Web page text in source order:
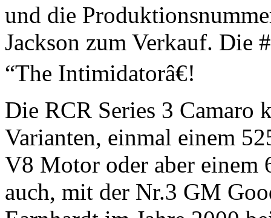
und die
Jackson zum Verkauf. Die
“The Intimidatorâ€!
Die RCR Series 3 Camaro
Varianten, einmal einem
V8 Motor oder aber einem
auch, mit der Nr.3 GM